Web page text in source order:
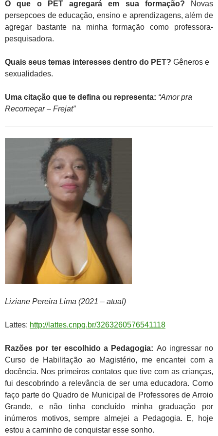
O que o PET agregará em sua formação?
Novas
persepcoes de educação, ensino e aprendizagens, além de
agregar bastante na minha formação como professora-
pesquisadora.
Quais seus temas interesses dentro do PET? Gêneros e
sexualidades.
Uma citação que te defina ou representa: “Amor pra
Recomeçar – Frejat”
Liziane Pereira Lima (2021 – atual)
Lattes: http://lattes.cnpq.br/3263260576541118
Razões por ter escolhido a Pedagogia: Ao ingressar no
Curso de Habilitação ao Magistério, me encantei com a
docência. Nos primeiros contatos que tive com as crianças,
fui descobrindo a relevância de ser uma educadora. Como
faço parte do Quadro de Municipal de Professores de Arroio
Grande, e não tinha concluído minha graduação por
inúmeros motivos, sempre almejei a Pedagogia. E, hoje
estou a caminho de conquistar esse sonho.